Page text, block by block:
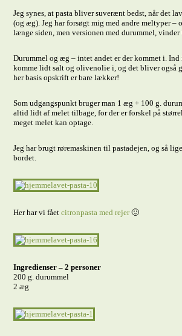
Jeg synes, at pasta bliver suverænt bedst, når det
(og æg). Jeg har forsøgt mig med andre meltyper –
længe siden, men versionen med durummel, vinder
Durummel og æg – intet andet er der kommet i. Ind
komme lidt salt og olivenolie i, og det bliver også
her basis opskrift er bare lækker!
Som udgangspunkt bruger man 1 æg + 100 g.
altid lidt af melet tilbage, for der er forskel på
meget melet kan optage.
Jeg har brugt røremaskinen til pastadejen, og så
bordet.
Her har vi fåetcitronpasta med rejer🙂
Ingredienser – 2 personer
200 g. durummel
2 æg